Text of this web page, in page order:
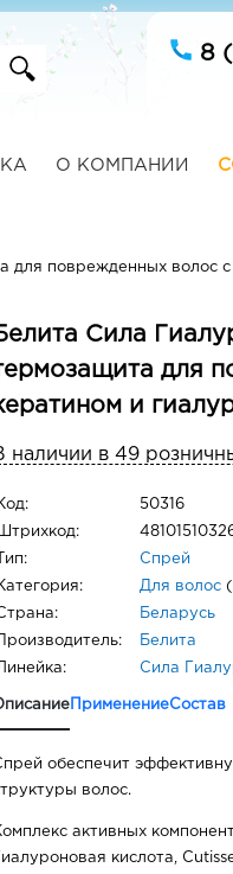
8
О КОМПАНИИ
для поврежденных волос
Сила
для
и
наличии в 49
50316
Тип: Спрей
Для волос (
Беларусь
Производитель: Белита
Сила
ПрименениеСостав
обеспечит
волос.
активных
кислота,